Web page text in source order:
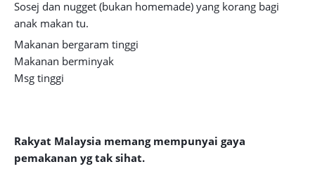
Sosej dan nugget (bukan homemade) yang korang bagi
anak makan tu.
Makanan bergaram tinggi
Makanan berminyak
Msg tinggi
Rakyat Malaysia memang mempunyai gaya
pemakanan yg tak sihat.